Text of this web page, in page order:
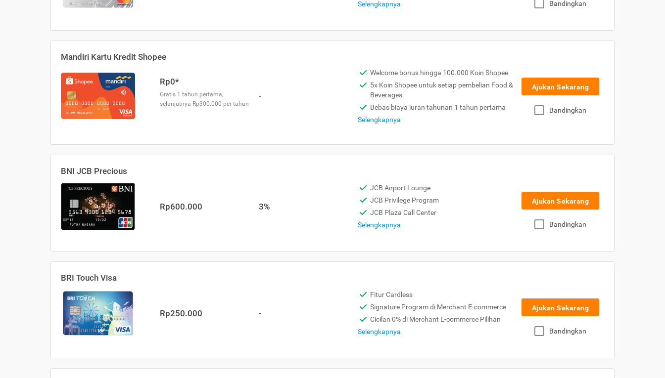
Selengkapnya
Bandingkan
Mandiri Kartu Kredit Shopee
Rp0*
Gratis 1 tahun pertama,
selanjutnya Rp300.000 per tahun
-
Welcome bonus hingga 100.000 Koin Shopee
5x Koin Shopee untuk setiap pembelian Food &
Beverages
Bebas biaya iuran tahunan 1 tahun pertama
Selengkapnya
Ajukan Sekarang
Bandingkan
BNI JCB Precious
Rp600.000 3%
JCB Airport Lounge
JCB Privilege Program
JCB Plaza Call Center
Selengkapnya
Ajukan Sekarang
Bandingkan
BRI Touch Visa
Rp250.000 -
Fitur Cardless
Signature Program di Merchant E-commerce
Cicilan 0% di Merchant E-commerce Pilihan
Selengkapnya
Ajukan Sekarang
Bandingkan